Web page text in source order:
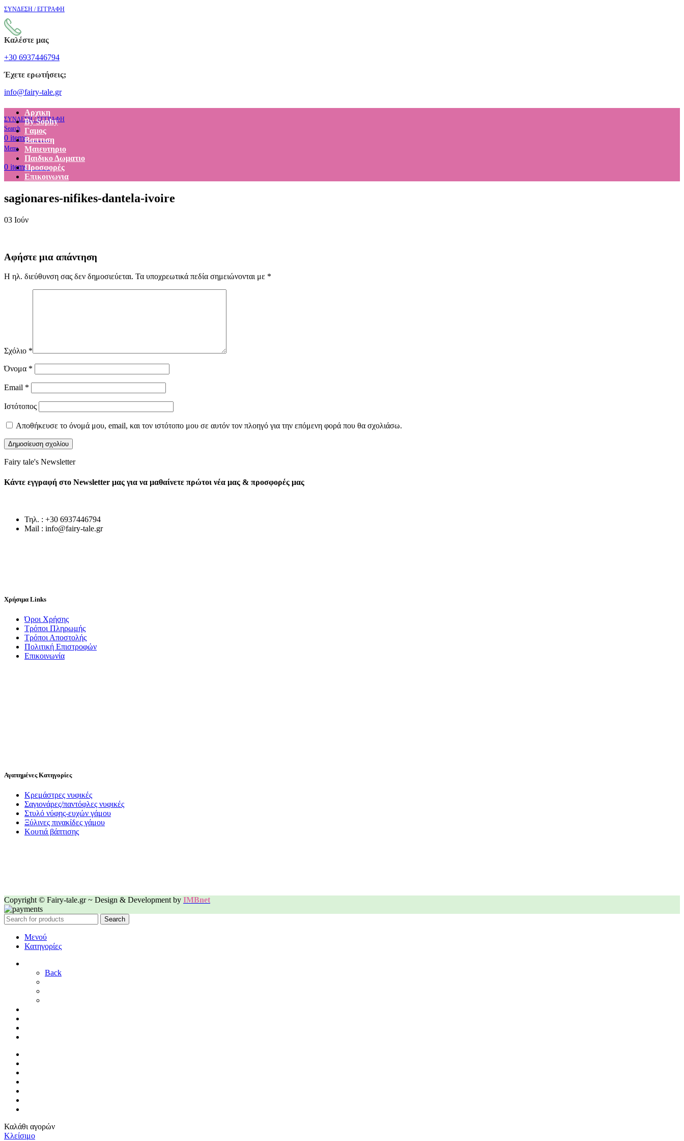
ΣΥΝΔΕΣΗ / ΕΓΓΡΑΦΗ
Καλέστε μας
+30 6937446794
Έχετε ερωτήσεις;
info@fairy-tale.gr
ΣΥΝΔΕΣΗ / ΕΓΓΡΑΦΗ
Search
0 items €0.00
Menu
0 items €0.00
Αρχικη
By Sophy
Γαμος
Βαπτιση
Μαιευτηριο
Παιδικο Δωματιο
Προσφορές
Επικοινωνια
sagionares-nifikes-dantela-ivoire
03 Ιούν
Αφήστε μια απάντηση
Η ηλ. διεύθυνση σας δεν δημοσιεύεται. Τα υποχρεωτικά πεδία σημειώνονται με *
Σχόλιο *
Όνομα *
Email *
Ιστότοπος
Αποθήκευσε το όνομά μου, email, και τον ιστότοπο μου σε αυτόν τον πλοηγό για την επόμενη φορά που θα σχολιάσω.
Fairy tale's Newsletter
Κάντε εγγραφή στο Newsletter μας για να μαθαίνετε πρώτοι νέα μας & προσφορές μας
Τηλ. : +30 6937446794
Mail : info@fairy-tale.gr
Χρήσιμα Links
Όροι Χρήσης
Τρόποι Πληρωμής
Τρόποι Αποστολής
Πολιτική Επιστροφών
Επικοινωνία
Αγαπημένες Κατηγορίες
Κρεμάστρες νυφικές
Σαγιονάρες/παντόφλες νυφικές
Στυλό νύφης-ευχών γάμου
Ξύλινες πινακίδες γάμου
Κουτιά βάπτισης
Copyright © Fairy-tale.gr ~ Design & Development by IMBnet
Search
Μενού
Κατηγορίες
Back
Καλάθι αγορών
Κλείσιμο